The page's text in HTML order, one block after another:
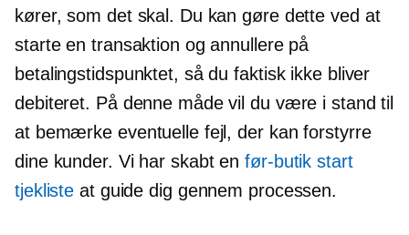
kører, som det skal. Du kan gøre dette ved at
starte en transaktion og annullere på
betalingstidspunktet, så du faktisk ikke bliver
debiteret. På denne måde vil du være i stand til
at bemærke eventuelle fejl, der kan forstyrre
dine kunder. Vi har skabt enfør-butik start
tjekliste at guide dig gennem processen.